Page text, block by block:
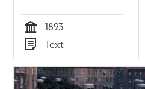
Tid
1893
Typ
Text